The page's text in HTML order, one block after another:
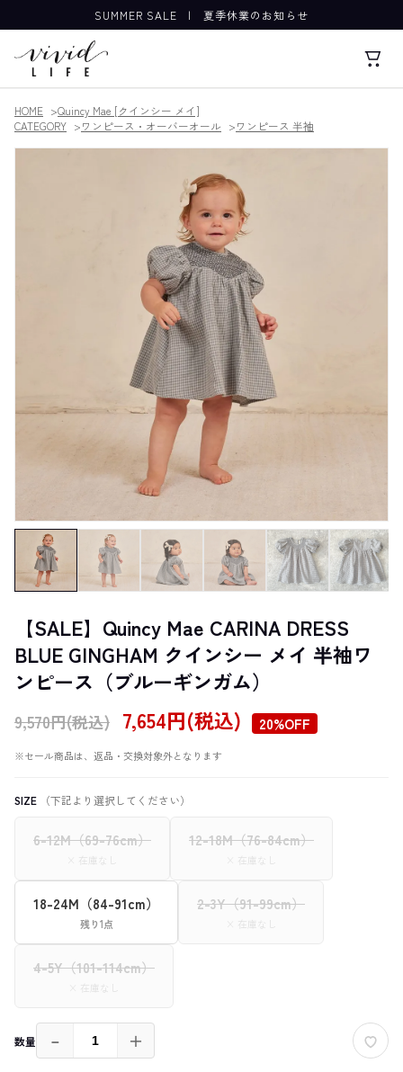
SUMMER SALE |夏季休業のお知らせ
HOME
Quincy Mae [クインシー メイ]
CATEGORY
ワンピース・オーバーオール ワンピース 半袖
【SALE】Quincy Mae CARINA DRESS
BLUE GINGHAM クインシー メイ 半袖ワ
ンピース（ブルーギンガム）
9,570円(税込) 7,654円(税込) 20%OFF
※セール商品は、返品・交換対象外となります
SIZE （下記より選択してください）
6-12M（69-76cm）
× 在庫なし
12-18M（76-84cm）
× 在庫なし
18-24M（84-91cm）
残り1点
2-3Y（91-99cm）
× 在庫なし
4-5Y（101-114cm）
× 在庫なし
数量 － ＋